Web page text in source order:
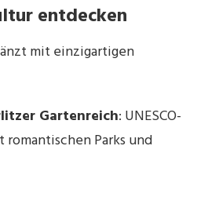
entdecken
mit einzigartigen
Gartenreich: UNESCO-
Parks und